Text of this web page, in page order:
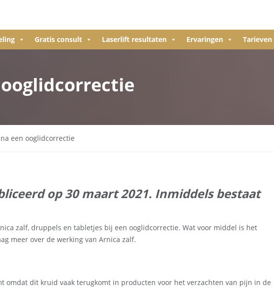
Gratis consult Laserlift resultaten Ervaringen Tarieven
een ooglidcorrectie
op 30 maart 2021. Inmiddels bestaat
zalf, druppels en tabletjes bij een ooglidcorrectie. Wat voor middel is het
meer over de werking van Arnica zalf.
omdat dit kruid vaak terugkomt in producten voor het verzachten van pijn in de